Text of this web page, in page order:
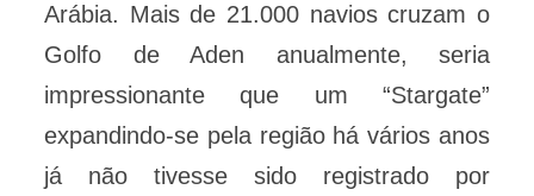
Arábia. Mais de 21.000 navios cruzam o
Golfo de Aden anualmente, seria
impressionante que um “Stargate”
expandindo-se pela região há vários anos
já não tivesse sido registrado por